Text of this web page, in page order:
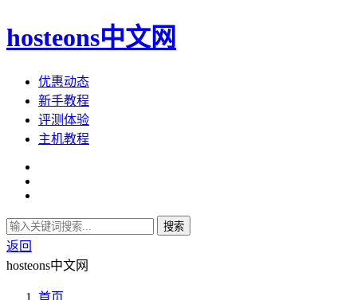
hosteons中文网
优惠动态
新手教程
评测体验
主机教程
搜索
返回
hosteons中文网
首页